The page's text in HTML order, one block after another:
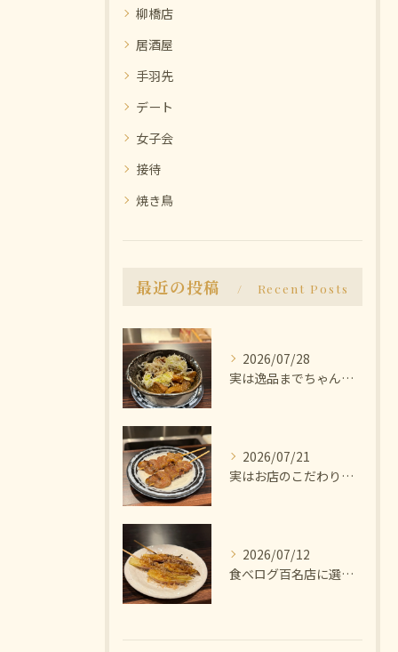
柳橋店
居酒屋
手羽先
デート
女子会
接待
焼き鳥
最近の投稿 Recent Posts
2026/07/28
実は逸品までちゃんと美味しいんです🫨
2026/07/21
実はお店のこだわりは塩にあります🧂
2026/07/12
食べログ百名店に選ばれた焼き鳥屋